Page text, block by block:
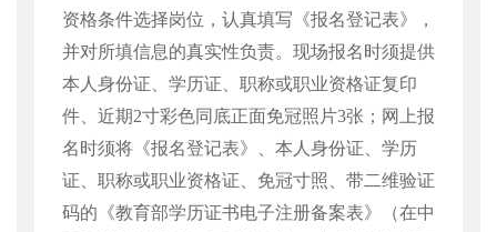
资格条件选择岗位，认真填写《报名登记表》，
并对所填信息的真实性负责。现场报名时须提供
本人身份证、学历证、职称或职业资格证复印
件、近期2寸彩色同底正面免冠照片3张；网上报
名时须将《报名登记表》、本人身份证、学历
证、职称或职业资格证、免冠寸照、带二维验证
码的《教育部学历证书电子注册备案表》（在中